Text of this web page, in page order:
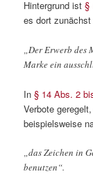
Hintergrund ist§
es dort
„Der Erwerb des
Marke ein
In§ 14 Abs. 2
Verbote
beispielsweise
„das Zeichen in
benutzen“.